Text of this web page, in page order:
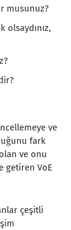
musunuz?
ve
fark
ve onu
getiren VoE
çeşitli